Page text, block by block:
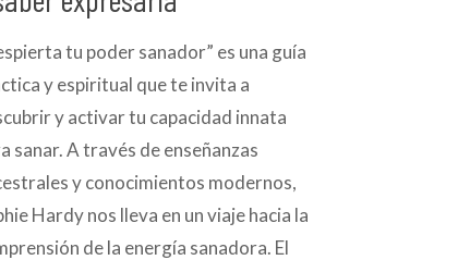
tu poder sanador” es una guía
y espiritual que te invita a
y activar tu capacidad innata
sanar. A través de enseñanzas
y conocimientos modernos,
Hardy nos lleva en un viaje hacia la
de la energía sanadora. El